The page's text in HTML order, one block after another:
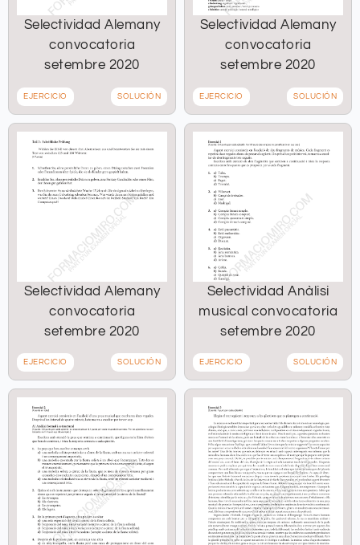
Selectividad Alemany
convocatoria
setembre 2020
EJERCICIO SOLUCIÓN
Selectividad Alemany
convocatoria
setembre 2020
EJERCICIO SOLUCIÓN
Selectividad Alemany
convocatoria
setembre 2020
EJERCICIO SOLUCIÓN
Selectividad Anàlisi
musical convocatoria
setembre 2020
EJERCICIO SOLUCIÓN